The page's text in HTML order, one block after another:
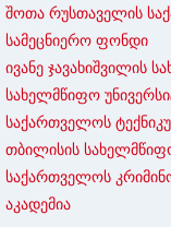
შოთა რუსთაველის
სამეცნიერო ფონდი
ივანე ჯავახიშვილის
სახელმწიფო
საქართველოს
თბილისის
საქართველოს
აკადემია